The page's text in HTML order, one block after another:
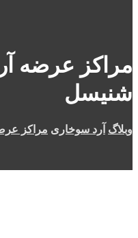
مراکز عرضه
شنیسل
وبلاگ آرد سوخاری مراکز